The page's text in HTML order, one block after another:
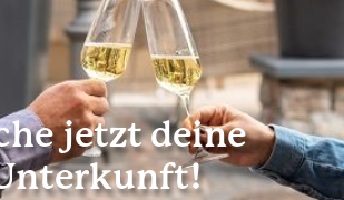
jetzt deine